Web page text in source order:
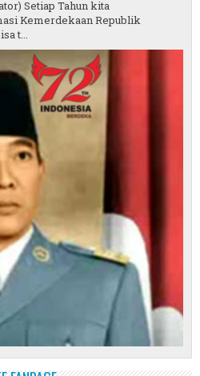
Setiap Tahun kita
Kemerdekaan Republik
t...